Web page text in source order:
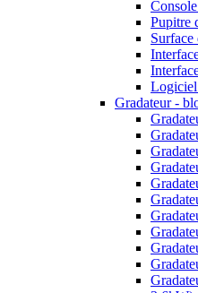
Pupitre
Logiciel
Gradateur -